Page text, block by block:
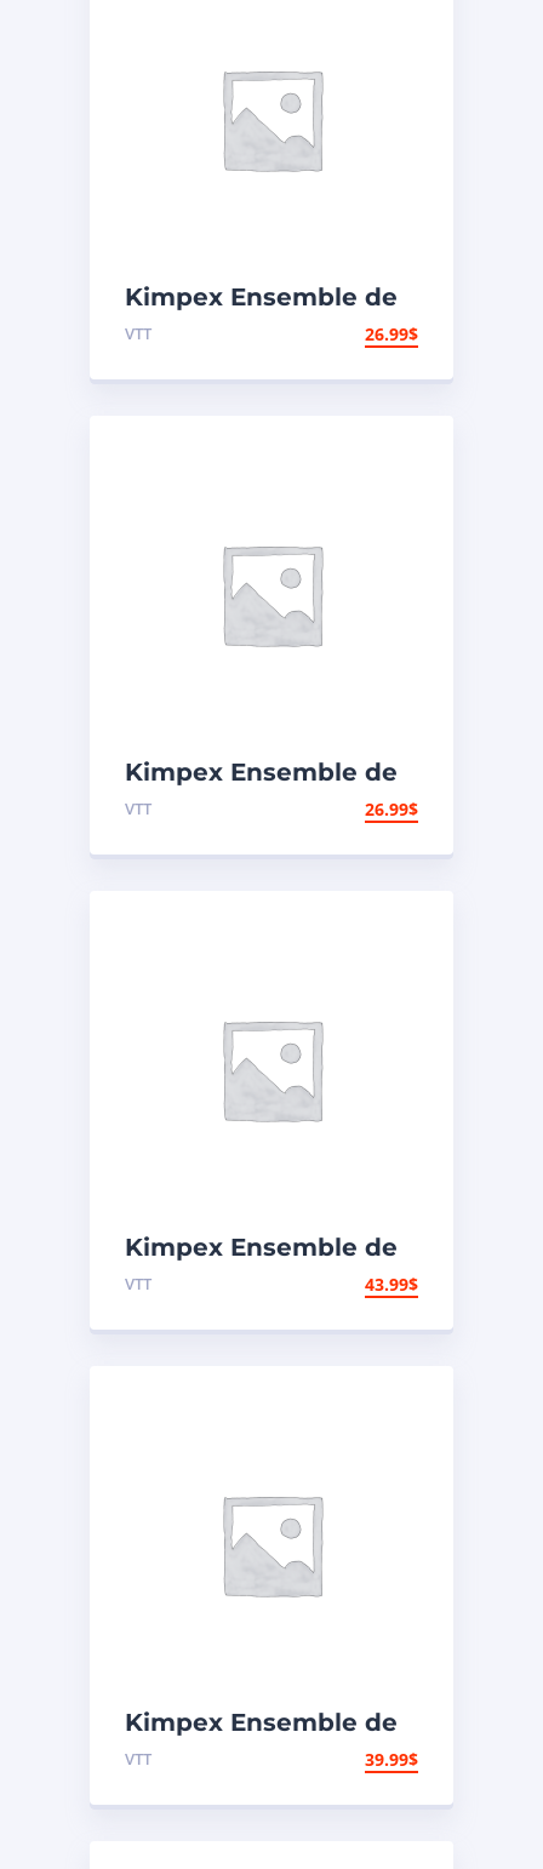
Kimpex Ensemble de
réparation de
carburateur Honda
VTT 26.99$
Kimpex Ensemble de
réparation de
carburateur Honda
VTT 26.99$
Kimpex Ensemble de
réparation de
carburateur Yamaha
VTT 43.99$
Kimpex Ensemble de
réparation de
carburateur Polaris
VTT 39.99$